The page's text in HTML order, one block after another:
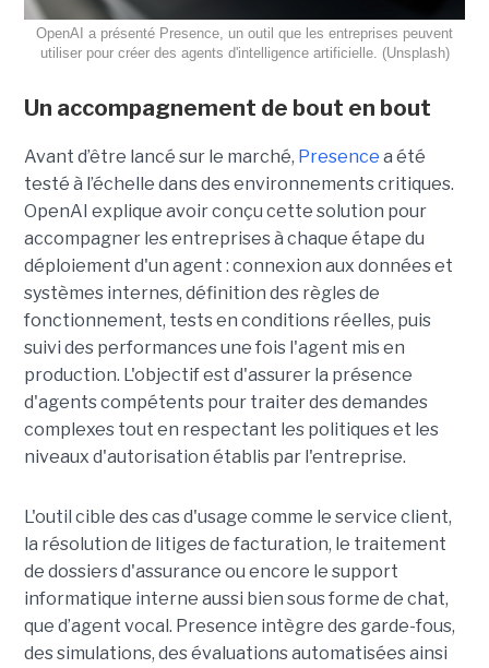
OpenAI a présenté Presence, un outil que les entreprises peuvent
utiliser pour créer des agents d'intelligence artificielle. (Unsplash)
Un accompagnement de bout en bout
Avant d’être lancé sur le marché, Presence a été
testé à l’échelle dans des environnements critiques.
OpenAI explique avoir conçu cette solution pour
accompagner les entreprises à chaque étape du
déploiement d'un agent : connexion aux données et
systèmes internes, définition des règles de
fonctionnement, tests en conditions réelles, puis
suivi des performances une fois l'agent mis en
production. L'objectif est d'assurer la présence
d'agents compétents pour traiter des demandes
complexes tout en respectant les politiques et les
niveaux d'autorisation établis par l'entreprise.
L'outil cible des cas d'usage comme le service client,
la résolution de litiges de facturation, le traitement
de dossiers d'assurance ou encore le support
informatique interne aussi bien sous forme de chat,
que d’agent vocal. Presence intègre des garde-fous,
des simulations, des évaluations automatisées ainsi